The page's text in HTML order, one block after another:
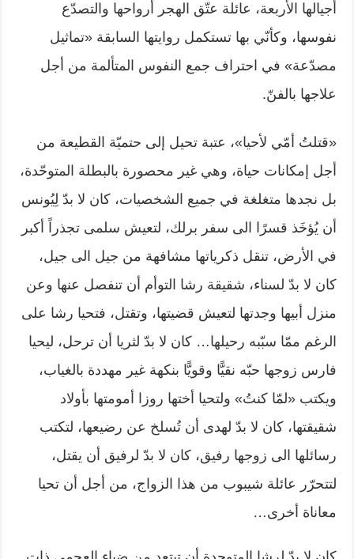
أجيالها الأربعة، عائلة عتّق الهجر أرواحها والتصدّع
نفوسها، وكأنّي بها تستكمل روايتها السابقة «تماثيل
مصدّعة» في احتراف جمع النفوس المتألمة من أجل
علاجها بالفنّ.
«قتلتُ أمّي لأحيا»، عتبة تحيل إلى حتميّة القطيعة من
أجل إمكانات حياة، وهي غير محصورة بالبطلة المتوحّدة،
بل نجدها متغلغة في جميع الشخصيات، كان لا بدّ لِيُونس
أن يُؤخَذ قسرًا الى سفر برلك، لتعيش سلمى تجذراً أكبر
في الأرض، تنقل ذكرياتها مشافهة من جيل الى جيل،
كان لا بدّ لسناء، شقيقة رشا التوأم أن تنفصل عنها وعن
منزل أبيها وجدتها لتعيش قضيتها، وتقتل، فتحيا رشا على
الرغم ممّا سبّبه رحيلها… كان لا بدّ لثريا أن ترحل، ليحيا
فارس زوجها حبّه نقيًّا وقويًّا بنكهة غير مهددة بالغياب،
ويكتب «لمّا كنتُ» ولتحيا أختها روزا أمومتها بأولاد
شقيقتها، كان لا بدّ لهدى أن تُسلخ عن رضيعها، لتكتب
رسائلها الى زوجها رفيق، كان لا بدّ لرفيق أن يقتل،
لتتحرّر عائلة شيبوب من هذا الزواج، من أجل أن تحيا
معاناة أخرى…